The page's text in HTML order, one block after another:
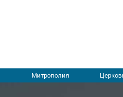
Митрополия